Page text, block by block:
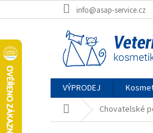
na
info@asap-service.cz
VÝPRODEJ
Domů Chovatelské